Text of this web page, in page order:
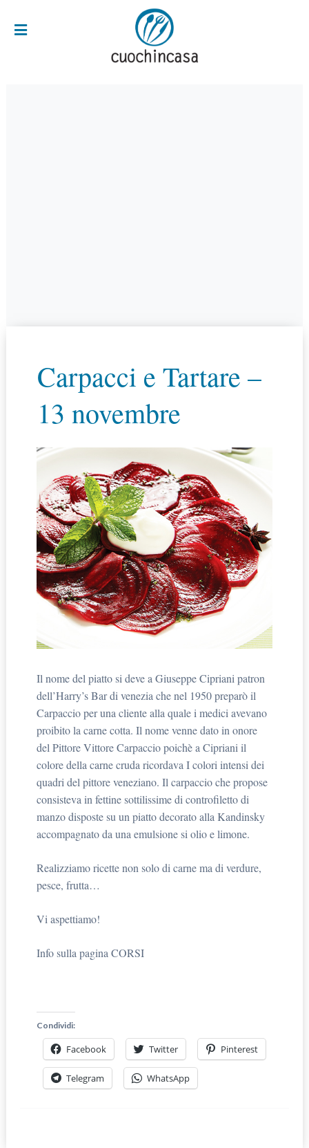
Carpacci e Tartare –
13 novembre
Il nome del piatto si deve a Giuseppe Cipriani patron
dell’Harry’s Bar di venezia che nel 1950 preparò il
Carpaccio per una cliente alla quale i medici avevano
proibito la carne cotta. Il nome venne dato in onore
del Pittore Vittore Carpaccio poichè a Cipriani il
colore della carne cruda ricordava I colori intensi dei
quadri del pittore veneziano. Il carpaccio che propose
consisteva in fettine sottilissime di controfiletto di
manzo disposte su un piatto decorato alla Kandinsky
accompagnato da una emulsione si olio e limone.
Realizziamo ricette non solo di carne ma di verdure,
pesce, frutta…
Vi aspettiamo!
Info sulla pagina CORSI
Condividi:
Facebook Twitter Pinterest
Telegram WhatsApp